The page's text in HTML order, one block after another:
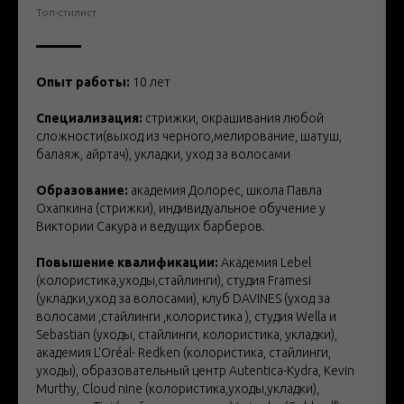
Топ-стилист
Опыт работы: 10 лет
Специализация: стрижки, окрашивания любой
сложности(выход из черного,мелирование, шатуш,
балаяж, айртач), укладки, уход за волосами
Образование: академия Долорес, школа Павла
Охапкина (стрижки), индивидуальное обучение у
Виктории Сакура и ведущих барберов.
Повышение квалификации: Академия Lebel
(колористика,уходы,стайлинги), студия Framesi
(укладки,уход за волосами), клуб DAVINES (уход за
волосами ,стайлинги ,колористика ), студия Wella и
Sebastian (уходы, стайлинги, колористика, укладки),
академия L'Oréal- Redken (колористика, стайлинги,
уходы), образовательный центр Autentica-Kydra, Kevin
Murthy, Cloud nine (колористика,уходы,укладки),